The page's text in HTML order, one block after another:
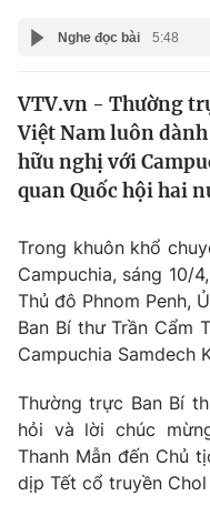
Thế giới
Tin tức
Câu chuyện quốc tế
Kinh tế
Tài chính
Thị trường
Góc doanh nghiệp
Dữ liệu và đời sống
Truyền hình
Hậu trường
Nhân vật
Giải trí
Điện ảnh
Âm nhạc
Đời sống
Giáo dục
Nghe đọc bài 5:48
VTV.vn - Thường
Việt Nam luôn
hữu nghị với
quan Quốc hội hai
Trong khuôn khổ
Campuchia, sáng 10/
Thủ đô Phnom Penh,
Ban Bí thư Trần Cẩm
Campuchia Samdech
Thường trực Ban Bí
hỏi và lời chúc
Thanh Mẫn đến Chủ
dịp Tết cổ truyền